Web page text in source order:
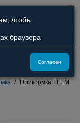
8 (800) 551-09-94
8 (929) 836-66-51
Прикормка FFEM
чтобы
браузера
Согласен